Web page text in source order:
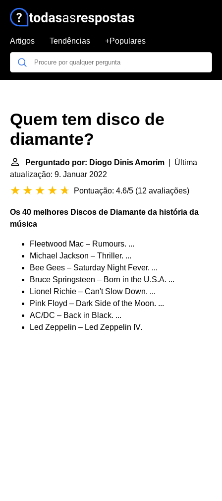
Artigos Tendências +Populares
Quem tem disco de
diamante?
Perguntado por: Diogo Dinis Amorim | Última
atualização: 9. Januar 2022
Pontuação: 4.6/5 (12 avaliações)
Os 40 melhores Discos de Diamante da história da
música
Fleetwood Mac – Rumours. ...
Michael Jackson – Thriller. ...
Bee Gees – Saturday Night Fever. ...
Bruce Springsteen – Born in the U.S.A. ...
Lionel Richie – Can't Slow Down. ...
Pink Floyd – Dark Side of the Moon. ...
AC/DC – Back in Black. ...
Led Zeppelin – Led Zeppelin IV.